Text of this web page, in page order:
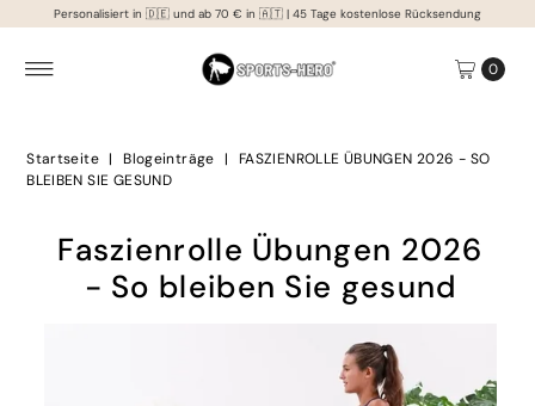
Direkt zum Inhalt
Personalisiert in 🇩🇪 und ab 70 € in 🇦🇹 | 45 Tage kostenlose Rücksendung
0
Startseite | Blogeinträge |
FASZIENROLLE ÜBUNGEN 2026 - SO
BLEIBEN SIE GESUND
Faszienrolle Übungen 2026
- So bleiben Sie gesund